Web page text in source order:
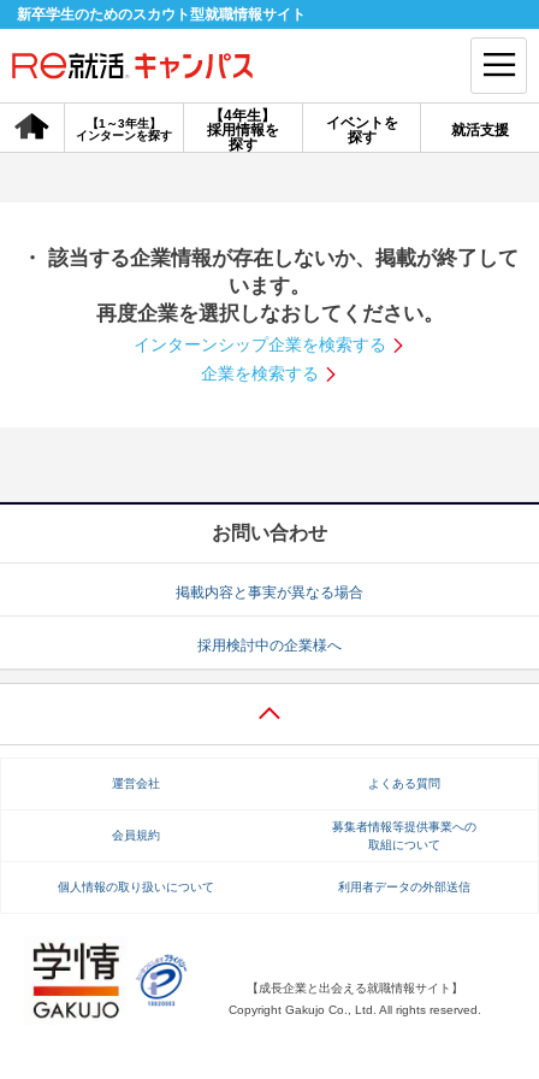
新卒学生のためのスカウト型就職情報サイト
【4年生】
採用情報を
探す
【1～3年生】
インターンを探す
イベントを
探す
就活支援
会員登録 ログイン
探す
【4年生】
説明会を探す
インターンを探す
就活ノウハウ・サポート
就活支援
就活ノウハウが満載！ お役立ち記事・相談室など
適職診断 就活チャンネル
・ 該当する企業情報が存在しないか、掲載が終了して
います。
再度企業を選択しなおしてください。
インターンシップ企業を検索する
企業を検索する
お問い合わせ
掲載内容と事実が異なる場合
採用検討中の企業様へ
運営会社 よくある質問
会員規約
募集者情報等提供事業への
取組について
個人情報の取り扱いについて 利用者データの外部送信
【成長企業と出会える就職情報サイト】
Copyright Gakujo Co., Ltd. All rights reserved.